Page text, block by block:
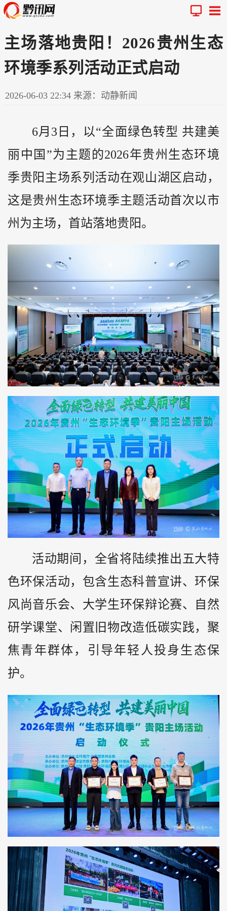
主场落地贵阳！2026贵州生态
环境季系列活动正式启动
2026-06-03 22:34 来源：动静新闻
6月3日，以“全面绿色转型 共建美
丽中国”为主题的2026年贵州 生态环境
季贵阳主场系列活动在观山湖区启动，
这是贵州生态环境季主题活动首次以市
州为主场，首站落地贵阳。
活动期间，全省将陆续推出五大特
色环保活动，包含生态科普宣讲、环保
风尚音乐会、大学生环保辩论赛、自然
研学课堂、闲置旧物改造低碳实践，聚
焦青年群体，引导年轻人投身生态保
护。